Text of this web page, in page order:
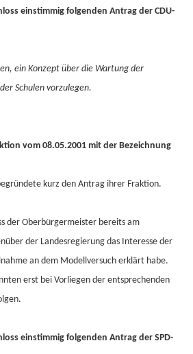
einstimmig folgenden Antrag der CDU-
ein Konzept über die Wartung der
Schulen vorzulegen.
vom 08.05.2001 mit der Bezeichnung
kurz den Antrag ihrer Fraktion.
der Oberbürgermeister bereits am
der Landesregierung das Interesse der
an dem Modellversuch erklärt habe.
erst bei Vorliegen der entsprechenden
einstimmig folgenden Antrag der SPD-